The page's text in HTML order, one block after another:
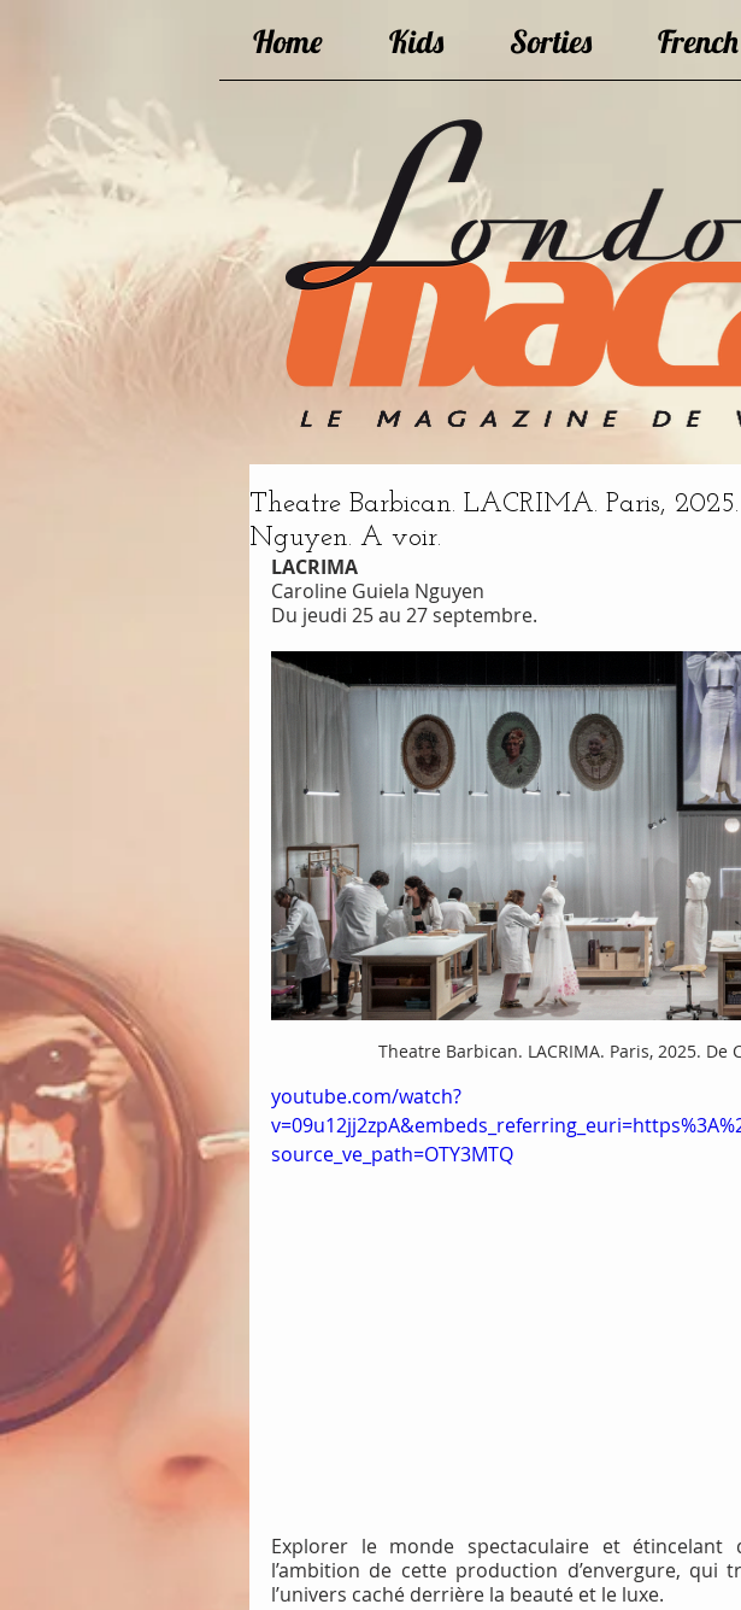
Home Kids Sorties
Theatre Barbican. LACRIMA. Paris,
Nguyen. A voir.
LACRIMA
Caroline Guiela Nguyen
Du jeudi 25 au 27 septembre.
Theatre Barbican. LACRIMA. Paris, 2025. De
youtube.com/watch?
source_ve_path=OTY3MTQ
Explorer le monde spectaculaire et
l’ambition de cette production d’envergure, qui
l’univers caché derrière la beauté et le luxe.